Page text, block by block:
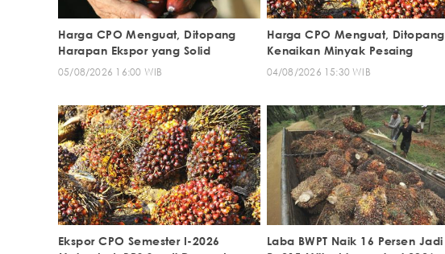
Harga CPO Menguat, Ditopang
Harapan Ekspor yang Solid
05/08/2026 16:00 WIB
Harga CPO Menguat, Ditopang
Kenaikan Minyak Pesaing
04/08/2026 15:30 WIB
Ekspor CPO Semester I-2026
Laba BWPT Naik 16 Persen Jadi